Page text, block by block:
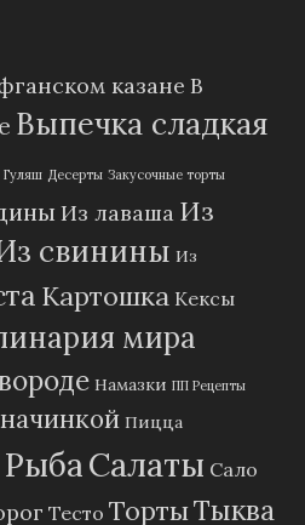
казане В
Выпечка сладкая
Гуляш Десерты Закусочные торты
Из лаваша Из
свинины Из
Картошка Кексы
мира
Намазки ПП Рецепты
Пицца
РыбаСалаты Сало
Тесто ТортыТыква